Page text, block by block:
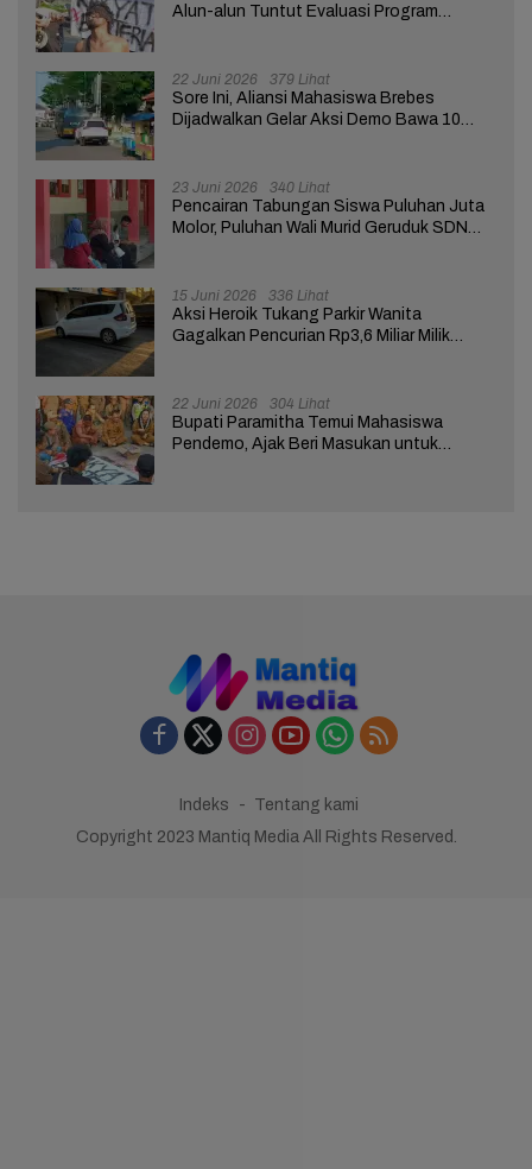
Alun-alun Tuntut Evaluasi Program
22 Juni 2026 379 Lihat
Sore Ini, Aliansi Mahasiswa Brebes
Dijadwalkan Gelar Aksi Demo Bawa 10
23 Juni 2026 340 Lihat
Pencairan Tabungan Siswa Puluhan Juta
Molor, Puluhan Wali Murid Geruduk SDN
15 Juni 2026 336 Lihat
Aksi Heroik Tukang Parkir Wanita
Gagalkan Pencurian Rp3,6 Miliar Milik
22 Juni 2026 304 Lihat
Bupati Paramitha Temui Mahasiswa
Pendemo, Ajak Beri Masukan untuk
Indeks
Tentang kami
Copyright 2023 Mantiq Media All Rights Reserved.